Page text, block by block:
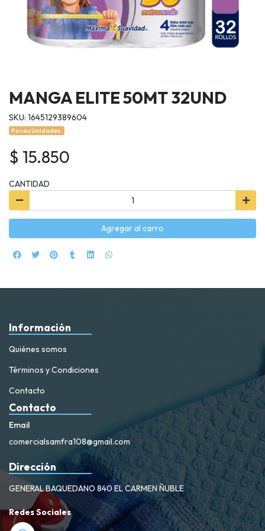
MANGA ELITE 50MT 32UND
SKU: 1645129389604
Pocas Unidades.
$ 15.850
CANTIDAD
Agregar al carro
Información
Quiénes somos
Términos y Condiciones
Contacto
Contacto
Email
comercialsamfra108@gmail.com
Dirección
GENERAL BAQUEDANO 840 EL CARMEN ÑUBLE
Redes Sociales